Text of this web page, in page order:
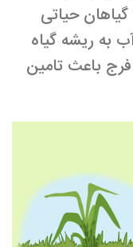
حیاتی
به ریشه گیاه
باعث تامین